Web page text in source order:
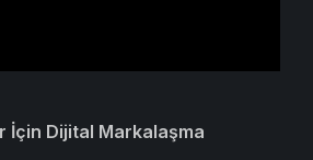
İçin Dijital Markalaşma